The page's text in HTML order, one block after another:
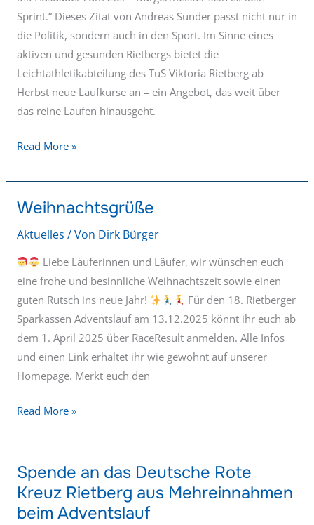
Sprint.“ Dieses Zitat von Andreas Sunder passt nicht nur in
die Politik, sondern auch in den Sport. Im Sinne eines
aktiven und gesunden Rietbergs bietet die
Leichtathletikabteilung des TuS Viktoria Rietberg ab
Herbst neue Laufkurse an – ein Angebot, das weit über
das reine Laufen hinausgeht.
Read More »
Weihnachtsgrüße
Aktuelles / Von Dirk Bürger
Liebe Läuferinnen und Läufer, wir wünschen euch
eine frohe und besinnliche Weihnachtszeit sowie einen
guten Rutsch ins neue Jahr!
Für den 18. Rietberger
Sparkassen Adventslauf am 13.12.2025 könnt ihr euch ab
dem 1. April 2025 über RaceResult anmelden. Alle Infos
und einen Link erhaltet ihr wie gewohnt auf unserer
Homepage. Merkt euch den
Weihnachtsgrüße
Read More »
Spende an das Deutsche Rote
Kreuz Rietberg aus Mehreinnahmen
beim Adventslauf
Spende
an
das